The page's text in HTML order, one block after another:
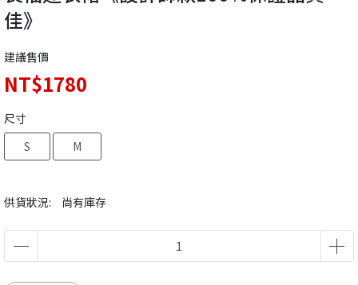
佳》
建議售價
NT$1780
供貨狀況: 尚有庫存
尺寸
S
M